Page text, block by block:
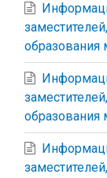
образования
образования